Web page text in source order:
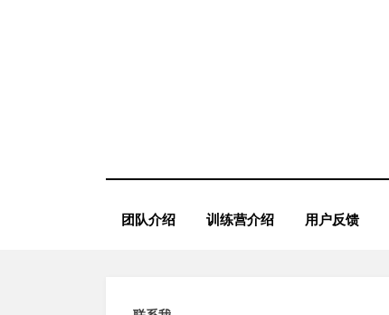
团队介绍 训练营介绍 用户反馈